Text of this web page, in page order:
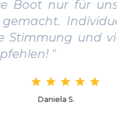
für uns hat alles
Route,
und viel Freiheit.